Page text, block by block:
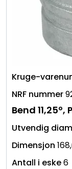
Bend 11,25º,
6